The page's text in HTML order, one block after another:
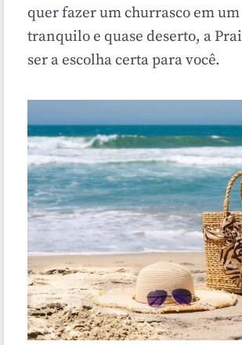
quer fazer um churrasco em
tranquilo e quase deserto, a
ser a escolha certa para você.